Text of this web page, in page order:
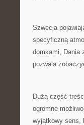
Szwecja
specyficzną
domkami, Dania
pozwala
Dużą część
ogromne
wyjątkowy sens,